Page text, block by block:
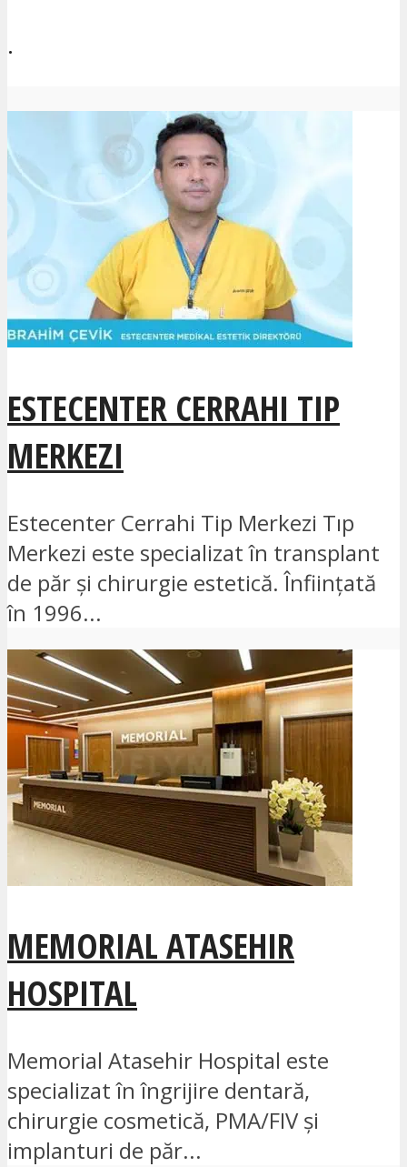
.
ESTECENTER CERRAHI TIP
MERKEZI
Estecenter Cerrahi Tip Merkezi Tıp
Merkezi este specializat în transplant
de păr și chirurgie estetică. Înființată
în 1996...
MEMORIAL ATASEHIR
HOSPITAL
Memorial Atasehir Hospital este
specializat în îngrijire dentară,
chirurgie cosmetică, PMA/FIV și
implanturi de păr...